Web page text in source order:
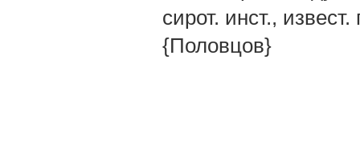
сирот. инст.,
{Половцов}